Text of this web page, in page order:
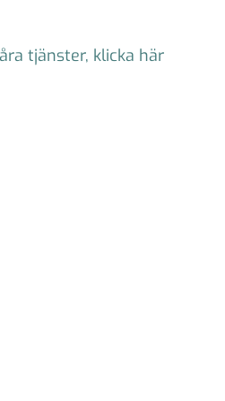
tjänster, klicka här